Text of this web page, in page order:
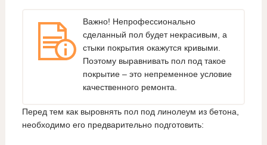
Важно! Непрофессионально
сделанный пол будет некрасивым, а
стыки покрытия окажутся кривыми.
Поэтому выравнивать пол под такое
покрытие – это непременное условие
качественного ремонта.
Перед тем как выровнять пол под линолеум из бетона,
необходимо его предварительно подготовить: